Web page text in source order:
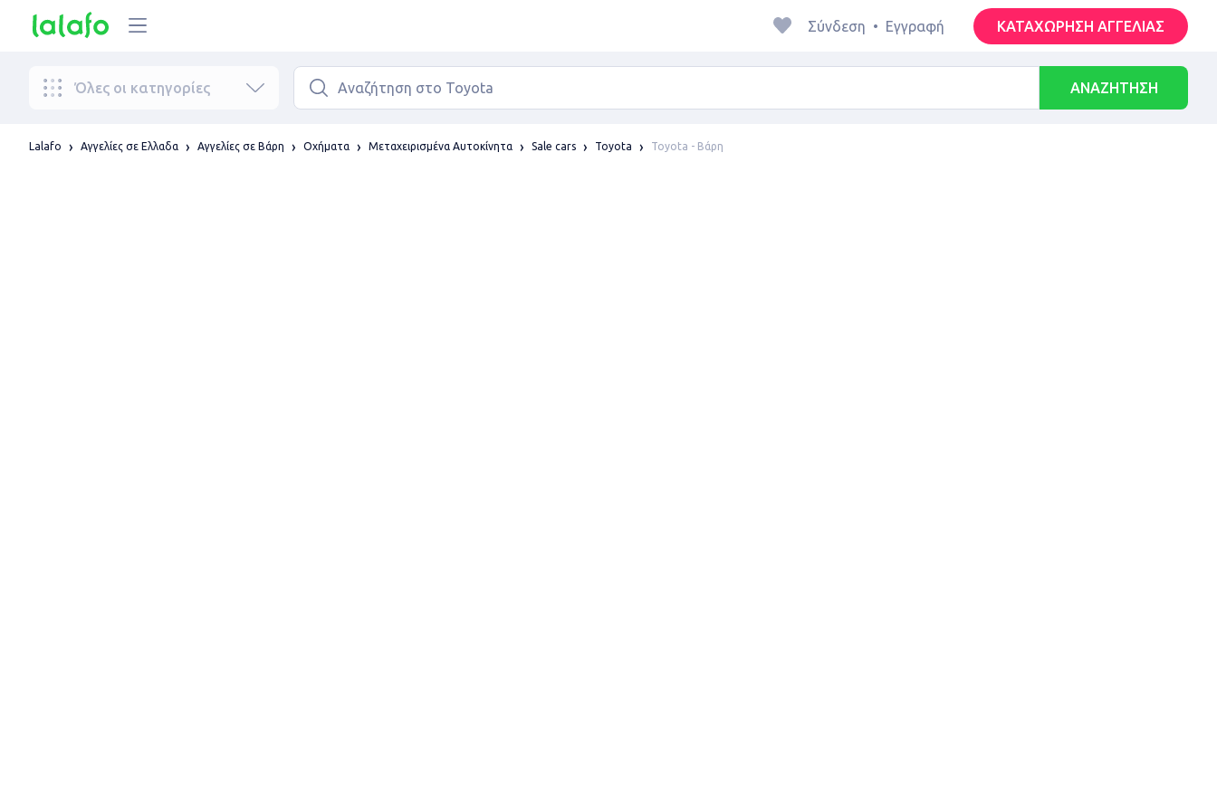
Σύνδεση • Εγγραφή ΚΑΤΑΧΩΡΗΣΗ ΑΓΓΕΛΙΑΣ
Όλες οι κατηγορίες ΑΝΑΖΗΤΗΣΗ
Lalafo Αγγελίες σε Ελλαδα Αγγελίες σε Βάρη Οχήματα Μεταχειρισμένα Αυτοκίνητα Sale cars Toyota Toyota - Βάρη